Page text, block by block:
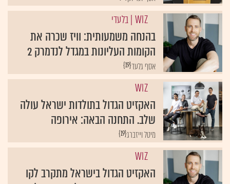
WIZ| בלעדי
בהנחה משמעותית: וויז שכרה את
הקומות העליונות במגדל לנדמרק 2
{19}אסף גלעד
WIZ
האקזיט הגדול בתולדות ישראל עולה
שלב. התחנה הבאה: אירופה
{19}מיטל וייזברג
WIZ
האקזיט הגדול בישראל מתקרב לקו